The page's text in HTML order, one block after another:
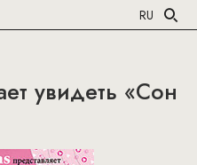
RU
увидеть «Сон